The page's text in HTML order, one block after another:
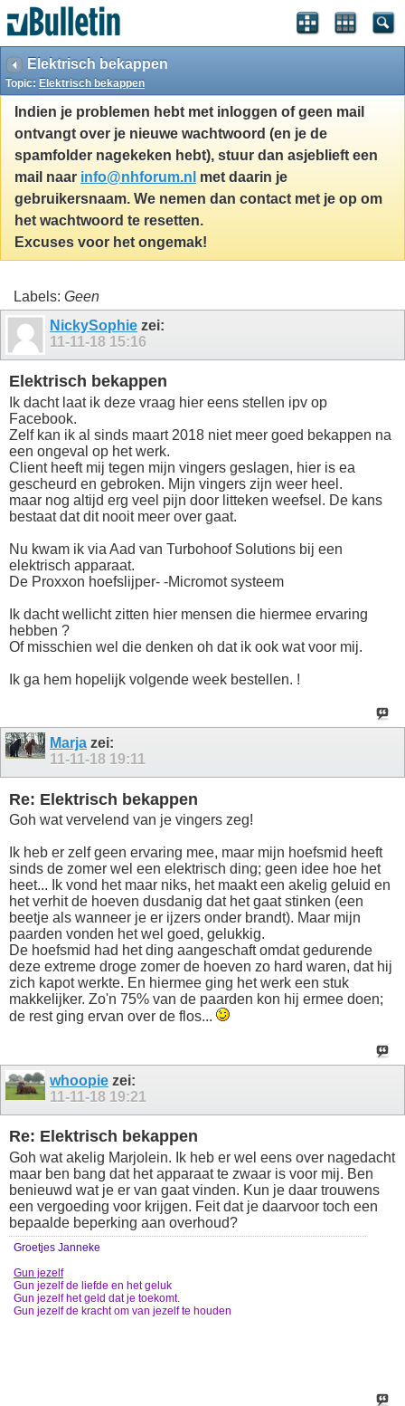
Elektrisch bekappen
Topic: Elektrisch bekappen
Indien je problemen hebt met inloggen of geen mail
ontvangt over je nieuwe wachtwoord (en je de
spamfolder nagekeken hebt), stuur dan asjeblieft een
mail naar info@nhforum.nl met daarin je
gebruikersnaam. We nemen dan contact met je op om
het wachtwoord te resetten.
Excuses voor het ongemak!
Labels: Geen
NickySophie zei:
11-11-18 15:16
Elektrisch bekappen
Ik dacht laat ik deze vraag hier eens stellen ipv op
Facebook.
Zelf kan ik al sinds maart 2018 niet meer goed bekappen na
een ongeval op het werk.
Client heeft mij tegen mijn vingers geslagen, hier is ea
gescheurd en gebroken. Mijn vingers zijn weer heel.
maar nog altijd erg veel pijn door litteken weefsel. De kans
bestaat dat dit nooit meer over gaat.
Nu kwam ik via Aad van Turbohoof Solutions bij een
elektrisch apparaat.
De Proxxon hoefslijper- -Micromot systeem
Ik dacht wellicht zitten hier mensen die hiermee ervaring
hebben ?
Of misschien wel die denken oh dat ik ook wat voor mij.
Ik ga hem hopelijk volgende week bestellen. !
Marja zei:
11-11-18 19:11
Re: Elektrisch bekappen
Goh wat vervelend van je vingers zeg!
Ik heb er zelf geen ervaring mee, maar mijn hoefsmid heeft
sinds de zomer wel een elektrisch ding; geen idee hoe het
heet... Ik vond het maar niks, het maakt een akelig geluid en
het verhit de hoeven dusdanig dat het gaat stinken (een
beetje als wanneer je er ijzers onder brandt). Maar mijn
paarden vonden het wel goed, gelukkig.
De hoefsmid had het ding aangeschaft omdat gedurende
deze extreme droge zomer de hoeven zo hard waren, dat hij
zich kapot werkte. En hiermee ging het werk een stuk
makkelijker. Zo'n 75% van de paarden kon hij ermee doen;
de rest ging ervan over de flos...
whoopie zei:
11-11-18 19:21
Re: Elektrisch bekappen
Goh wat akelig Marjolein. Ik heb er wel eens over nagedacht
maar ben bang dat het apparaat te zwaar is voor mij. Ben
benieuwd wat je er van gaat vinden. Kun je daar trouwens
een vergoeding voor krijgen. Feit dat je daarvoor toch een
bepaalde beperking aan overhoud?
Groetjes Janneke
Gun jezelf
Gun jezelf de liefde en het geluk
Gun jezelf het geld dat je toekomt.
Gun jezelf de kracht om van jezelf te houden